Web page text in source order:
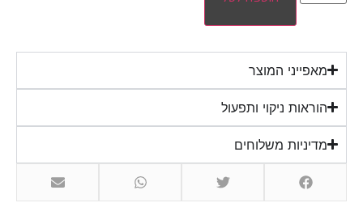
מאפייני המוצר
הוראות ניקוי ותפעול
מדיניות משלוחים